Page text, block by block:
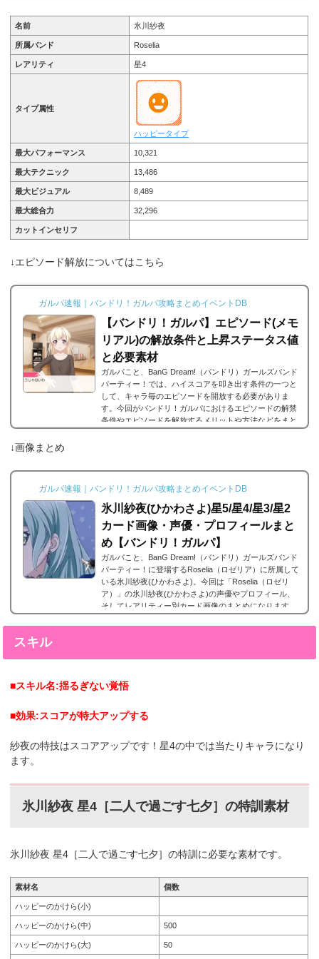
名前 氷川紗夜
所属バンド Roselia
レアリティ 星4
タイプ属性
ハッピータイプ
最大パフォーマンス 10,321
最大テクニック 13,486
最大ビジュアル 8,489
最大総合力 32,296
カットインセリフ
↓エピソード解放についてはこちら
ガルパ速報｜バンドリ！ガルパ攻略まとめイベントDB
【バンドリ！ガルパ】エピソード(メモ
リアル)の解放条件と上昇ステータス値
と必要素材
ガルパこと、BanG Dream!（バンドリ）ガールズバンド
パーティー！では、ハイスコアを叩き出す条件の一つと
して、キャラ毎のエピソードを開放する必要がありま
す。今回がバンドリ！ガルパにおけるエピソードの解禁
条件やエピソードを解放するメリットや方法などをまと
す。エピソードは各キャラクターの詳細にあり、解放す
よ...
↓画像まとめ
ガルパ速報｜バンドリ！ガルパ攻略まとめイベントDB
氷川紗夜(ひかわさよ)星5/星4/星3/星2
カード画像・声優・プロフィールまと
め【バンドリ！ガルパ】
ガルパこと、BanG Dream!（バンドリ）ガールズバンド
パーティー！に登場するRoselia（ロゼリア）に所属して
いる氷川紗夜(ひかわさよ)。今回は「Roselia（ロゼリ
ア）」の氷川紗夜(ひかわさよ)の声優やプロフィール、
そしてレアリティー別カード画像のまとめになります。
スキル
■スキル名:揺るぎない覚悟
■効果:スコアが特大アップする
紗夜の特技はスコアアップです！星4の中では当たりキャラになり
ます。
氷川紗夜 星4［二人で過ごす七夕］の特訓素材
氷川紗夜 星4［二人で過ごす七夕］の特訓に必要な素材です。
素材名 個数
ハッピーのかけら(小)
ハッピーのかけら(中) 500
ハッピーのかけら(大) 50